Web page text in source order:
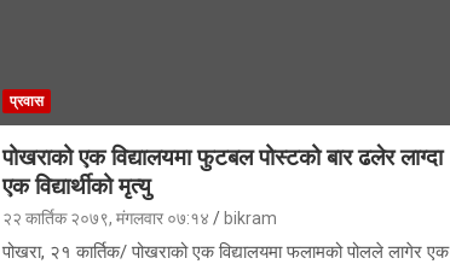
प्रवास
पोखराको एक विद्यालयमा फुटबल पोस्टको बार ढलेर लाग्दा
एक विद्यार्थीको मृत्यु
२२ कार्तिक २०७९, मंगलवार ०७:१४ bikram
पोखरा, २१ कार्तिक/ पोखराको एक विद्यालयमा फलामको पोलले लागेर एक